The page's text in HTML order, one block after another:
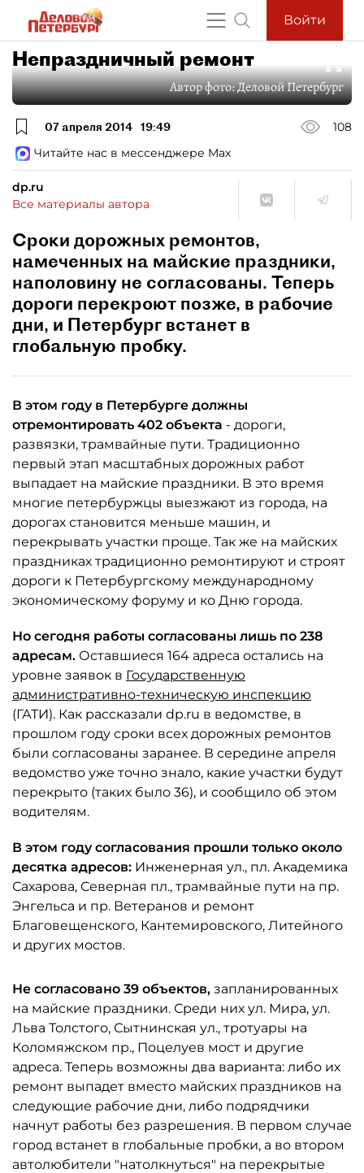
Войти
Непраздничный ремонт
Автор фото:Деловой Петербург
07 апреля 2014 19:49
108
Читайте нас в мессенджере Max
dp.ru
Все материалы автора
Сроки дорожных ремонтов,
намеченных на майские праздники,
наполовину не согласованы. Теперь
дороги перекроют позже, в рабочие
дни, и Петербург встанет в
глобальную пробку.
В этом году в Петербурге должны
отремонтировать 402 объекта - дороги,
развязки, трамвайные пути. Традиционно
первый этап масштабных дорожных работ
выпадает на майские праздники. В это время
многие петербуржцы выезжают из города, на
дорогах становится меньше машин, и
перекрывать участки проще. Так же на майских
праздниках традиционно ремонтируют и строят
дороги к Петербургскому международному
экономическому форуму и ко Дню города.
Но сегодня работы согласованы лишь по 238
адресам. Оставшиеся 164 адреса остались на
уровне заявок в Государственную
административно-техническую инспекцию
(ГАТИ). Как рассказали dp.ru в ведомстве, в
прошлом году сроки всех дорожных ремонтов
были согласованы заранее. В середине апреля
ведомство уже точно знало, какие участки будут
перекрыто (таких было 36), и сообщило об этом
водителям.
В этом году согласования прошли только около
десятка адресов: Инженерная ул., пл. Академика
Сахарова, Северная пл., трамвайные пути на пр.
Энгельса и пр. Ветеранов и ремонт
Благовещенского, Кантемировского, Литейного
и других мостов.
Не согласовано 39 объектов, запланированных
на майские праздники. Среди них ул. Мира, ул.
Льва Толстого, Сытнинская ул., тротуары на
Коломяжском пр., Поцелуев мост и другие
адреса. Теперь возможны два варианта: либо их
ремонт выпадет вместо майских праздников на
следующие рабочие дни, либо подрядчики
начнут работы без разрешения. В первом случае
город встанет в глобальные пробки, а во втором
автолюбители "натолкнуться" на перекрытые